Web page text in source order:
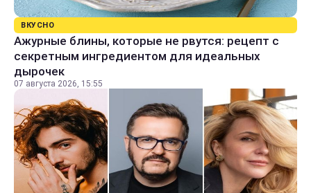
ВКУСНО
Ажурные блины, которые не рвутся: рецепт с
секретным ингредиентом для идеальных
дырочек
07 августа 2026, 15:55